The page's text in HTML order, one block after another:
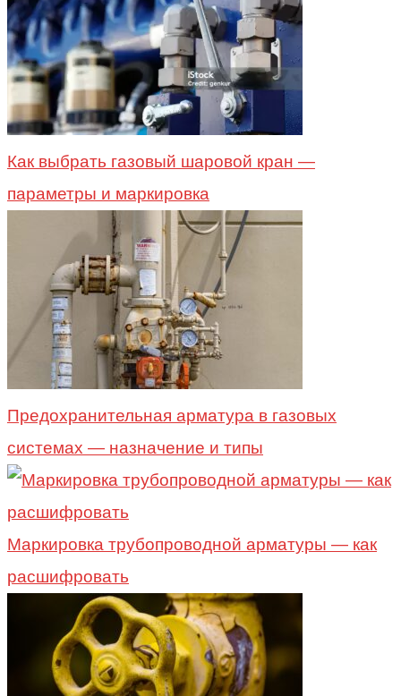
Как выбрать газовый шаровой кран —
параметры и маркировка
Предохранительная арматура в газовых
системах — назначение и типы
Маркировка трубопроводной арматуры — как
расшифровать